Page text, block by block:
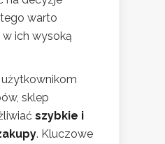
warto
ich wysoką
sklep
szybkie i
. Kluczowe